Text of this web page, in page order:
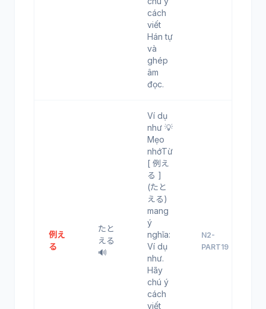
cách
viết
Hán tự
và
ghép
âm
đọc.
例え
る
たと
える
🔊
Ví dụ
như 💡
Mẹo
nhớTừ
[ 例え
る ]
(たと
える)
mang
ý
nghĩa:
Ví dụ
như.
Hãy
chú ý
cách
viết
N2-
PART19